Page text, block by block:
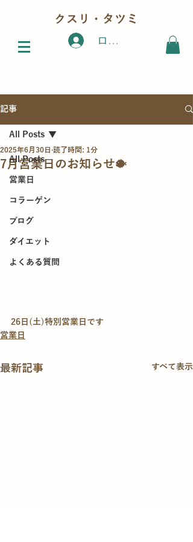
クスリ・タツミ
ログイン
記事
All Posts
営業日
コラーゲン
ブログ
ダイエット
よくある質問
All Posts
7月営業日のお知らせ🐡
2025年6月30日 読了時間: 1分
26日(土)特別営業日です
営業日
最新記事 すべて表示